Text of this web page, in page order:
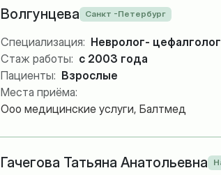
Волгунцева Санкт -Петербург
Специализация: Невролог- цефалголог
Стаж работы: с 2003 года
Пациенты: Взрослые
Места приёма:
Ооо медицинские услуги, Балтмед
Гачегова Татьяна Анатольевна